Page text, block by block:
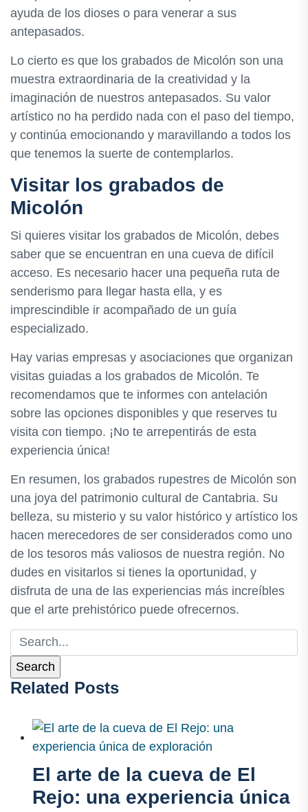
ayuda de los dioses o para venerar a sus
antepasados.
Lo cierto es que los grabados de Micolón son una
muestra extraordinaria de la creatividad y la
imaginación de nuestros antepasados. Su valor
artístico no ha perdido nada con el paso del tiempo,
y continúa emocionando y maravillando a todos los
que tenemos la suerte de contemplarlos.
Visitar los grabados de
Micolón
Si quieres visitar los grabados de Micolón, debes
saber que se encuentran en una cueva de difícil
acceso. Es necesario hacer una pequeña ruta de
senderismo para llegar hasta ella, y es
imprescindible ir acompañado de un guía
especializado.
Hay varias empresas y asociaciones que organizan
visitas guiadas a los grabados de Micolón. Te
recomendamos que te informes con antelación
sobre las opciones disponibles y que reserves tu
visita con tiempo. ¡No te arrepentirás de esta
experiencia única!
En resumen, los grabados rupestres de Micolón son
una joya del patrimonio cultural de Cantabria. Su
belleza, su misterio y su valor histórico y artístico los
hacen merecedores de ser considerados como uno
de los tesoros más valiosos de nuestra región. No
dudes en visitarlos si tienes la oportunidad, y
disfruta de una de las experiencias más increíbles
que el arte prehistórico puede ofrecernos.
Related Posts
El arte de la cueva de El
Rejo: una experiencia única